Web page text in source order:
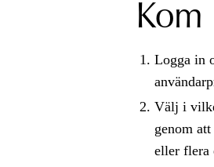
Kom
Logga in
Välj i
genom
eller flera